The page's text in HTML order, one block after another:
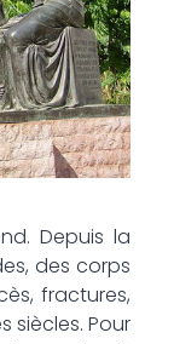
Depuis la
des corps
fractures,
siècles. Pour